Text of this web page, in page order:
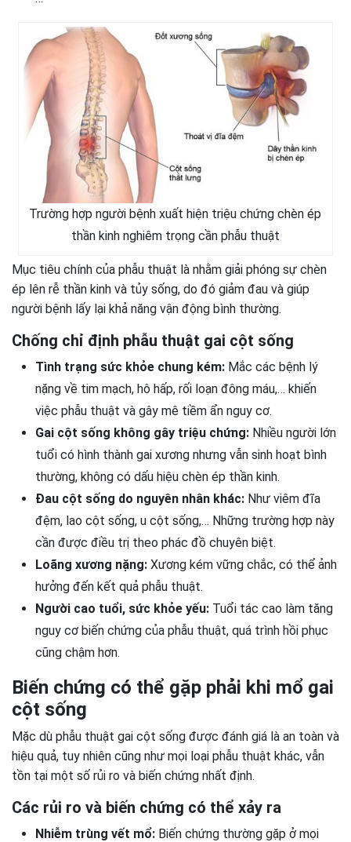
Trường hợp người bệnh xuất hiện triệu chứng chèn ép
thần kinh nghiêm trọng cần phẫu thuật
Mục tiêu chính của phẫu thuật là nhằm giải phóng sự chèn
ép lên rễ thần kinh và tủy sống, do đó giảm đau và giúp
người bệnh lấy lại khả năng vận động bình thường.
Chống chỉ định phẫu thuật gai cột sống
Tình trạng sức khỏe chung kém: Mắc các bệnh lý
nặng về tim mạch, hô hấp, rối loạn đông máu,… khiến
việc phẫu thuật và gây mê tiềm ẩn nguy cơ.
Gai cột sống không gây triệu chứng: Nhiều người lớn
tuổi có hình thành gai xương nhưng vẫn sinh hoạt bình
thường, không có dấu hiệu chèn ép thần kinh.
Đau cột sống do nguyên nhân khác: Như viêm đĩa
đệm, lao cột sống, u cột sống,… Những trường hợp này
cần được điều trị theo phác đồ chuyên biệt.
Loãng xương nặng: Xương kém vững chắc, có thể ảnh
hưởng đến kết quả phẫu thuật.
Người cao tuổi, sức khỏe yếu: Tuổi tác cao làm tăng
nguy cơ biến chứng của phẫu thuật, quá trình hồi phục
cũng chậm hơn.
Biến chứng có thể gặp phải khi mổ gai
cột sống
Mặc dù phẫu thuật gai cột sống được đánh giá là an toàn và
hiệu quả, tuy nhiên cũng như mọi loại phẫu thuật khác, vẫn
tồn tại một số rủi ro và biến chứng nhất định.
Các rủi ro và biến chứng có thể xảy ra
Nhiễm trùng vết mổ: Biến chứng thường gặp ở mọi